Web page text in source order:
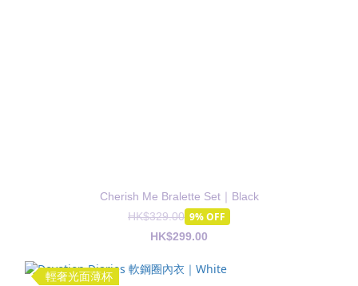
Cherish Me Bralette Set｜Black
HK$329.00 9% OFF
HK$299.00
輕奢光面薄杯